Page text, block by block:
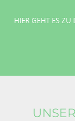
HIER GEHT ES ZU